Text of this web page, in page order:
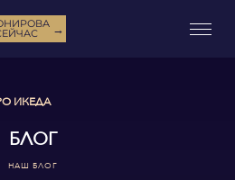
→
ИКЕДА
БЛОГ
НАШ БЛОГ